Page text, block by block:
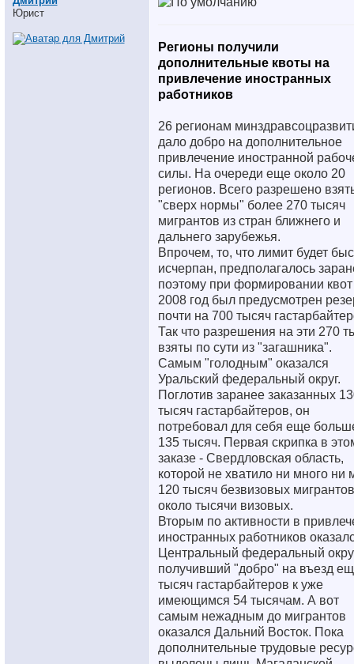
Юрист
Регионы получили
дополнительные квоты на
привлечение иностранных
работников
26 регионам
дало добро на дополнительное
привлечение иностранной
силы. На очереди еще около 20
регионов. Всего разрешено
"сверх нормы" более 270 тысяч
мигрантов из стран ближнего и
дальнего зарубежья.
Впрочем, то, что лимит будет
исчерпан, предполагалось
поэтому при формировании
2008 год был предусмотрен
почти на 700 тысяч
Так что разрешения на эти 270
взяты по сути из "загашника".
Самым "голодным" оказался
Уральский федеральный округ.
Поглотив заранее заказанных
тысяч гастарбайтеров, он
потребовал для себя еще
135 тысяч. Первая скрипка в
заказе - Свердловская область,
которой не хватило ни много ни
120 тысяч безвизовых
около тысячи визовых.
Вторым по активности в
иностранных работников
Центральный федеральный
получивший "добро" на въезд
тысяч гастарбайтеров к уже
имеющимся 54 тысячам. А вот
самым нежадным до мигрантов
оказался Дальний Восток. Пока
дополнительные трудовые